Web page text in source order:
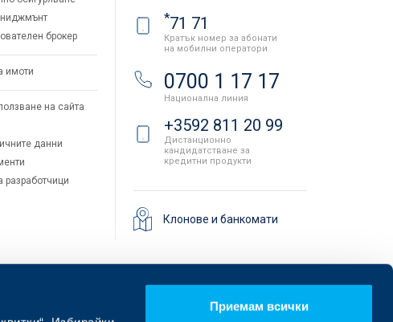
Приемам всички
брокер
имоти
на сайта
данни
разработчици
*71 71
Кратък номер за абонати
на мобилни оператори
0700 1 17 17
Национална линия
+3592 811 20 99
Дистанционно
кандидатстване за
кредитни продукти
Клонове и банкомати